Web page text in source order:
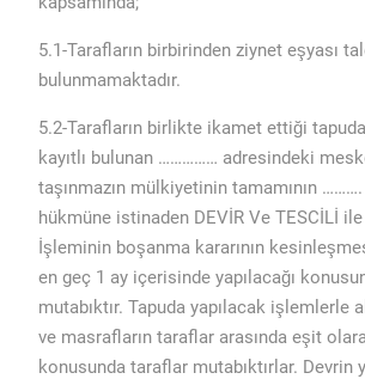
5.1-Tarafların birbirinden ziynet eşyası
bulunmamaktadır.
5.2-Tarafların birlikte ikamet ettiği
kayıtlı bulunan …………… adresindeki
taşınmazın mülkiyetinin tamamının
hükmüne istinaden DEVİR Ve TESCİLİ
İşleminin boşanma kararının
en geç 1 ay içerisinde yapılacağı
mutabıktır. Tapuda yapılacak işlemlerle
ve masrafların taraflar arasında eşit
konusunda taraflar mutabıktırlar. Devrin